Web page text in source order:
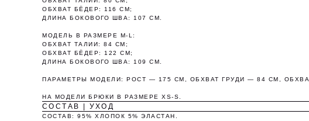
ОБХВАТ БЁДЕР: 116 СМ;
ДЛИНА БОКОВОГО ШВА: 107 СМ.
МОДЕЛЬ В РАЗМЕРЕ M-L:
ОБХВАТ ТАЛИИ: 84 СМ;
ОБХВАТ БЁДЕР: 122 СМ;
ДЛИНА БОКОВОГО ШВА: 109 СМ.
ПАРАМЕТРЫ МОДЕЛИ: РОСТ — 175 СМ, ОБХВАТ ГРУДИ — 84 СМ,
НА МОДЕЛИ БРЮКИ В РАЗМЕРЕ XS-S.
СОСТАВ | УХОД
СОСТАВ: 95% ХЛОПОК 5% ЭЛАСТАН.